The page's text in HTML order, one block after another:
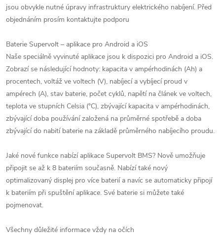
jsou obvykle nutné úpravy infrastruktury elektrického nabíjení. Před
objednáním prosím kontaktujte podporu
Baterie Supervolt – aplikace pro Android a iOS
Naše speciálně vyvinuté aplikace jsou k dispozici pro Android a iOS.
Zobrazí se následující hodnoty: kapacita v ampérhodinách (Ah) a
procentech, voltáž ve voltech (V), nabíjecí a vybíjecí proud v
ampérech (A), stav baterie, počet cyklů, napětí na článek ve voltech,
teplota ve stupních Celsia (°C), zbývající kapacita v ampérhodinách,
zbývající doba používání založená na průměrné spotřebě a doba
zbývající do nabití baterie na základě průměrného nabíjecího proudu.
Jaké nové funkce nabízí aplikace Supervolt BMS? Nově umožňuje
připojit se až k 8 bateriím současně. Nabízí také nový
optimalizovaný displej pro více baterií a navíc se automaticky připojí
k bateriím při spuštění aplikace. Své baterie si můžete také
pojmenovat.
Všechny důležité informace vždy na očích